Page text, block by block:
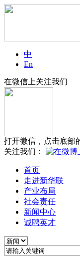
中
En
在微信上关注我们
打开微信，点击底部
关注我们：
首页
走进新华联
产业布局
社会责任
新闻中心
诚聘英才